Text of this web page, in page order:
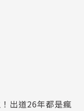
出道26年都是瘋